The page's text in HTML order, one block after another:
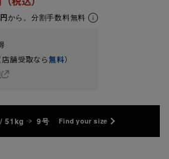
から。分割手数料無料
舗受取なら無料）
51kg 9号 Find your size